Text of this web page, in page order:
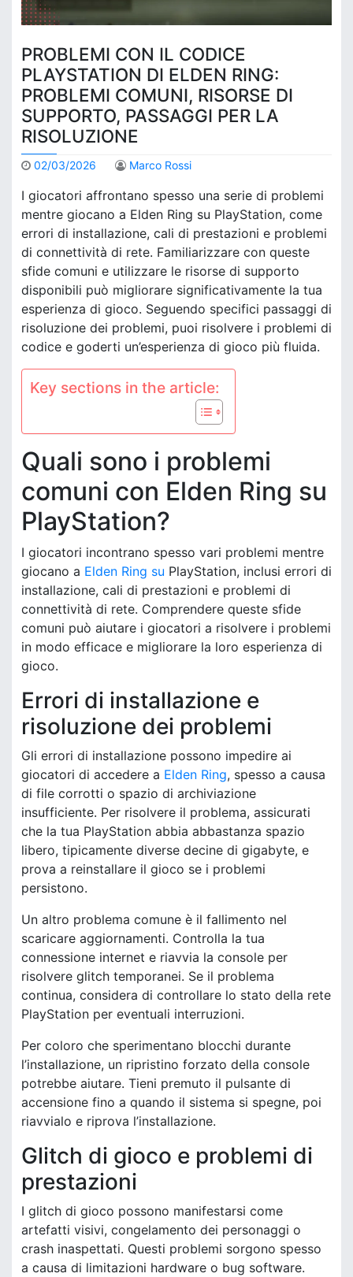
PROBLEMI CON IL CODICE
PLAYSTATION DI ELDEN RING:
PROBLEMI COMUNI, RISORSE DI
SUPPORTO, PASSAGGI PER LA
RISOLUZIONE
02/03/2026 Marco Rossi
I giocatori affrontano spesso una serie di problemi
mentre giocano a Elden Ring su PlayStation, come
errori di installazione, cali di prestazioni e problemi
di connettività di rete. Familiarizzare con queste
sfide comuni e utilizzare le risorse di supporto
disponibili può migliorare significativamente la tua
esperienza di gioco. Seguendo specifici passaggi di
risoluzione dei problemi, puoi risolvere i problemi di
codice e goderti un’esperienza di gioco più fluida.
Key sections in the article:
Quali sono i problemi
comuni con Elden Ring su
PlayStation?
I giocatori incontrano spesso vari problemi mentre
giocano a Elden Ring su PlayStation, inclusi errori di
installazione, cali di prestazioni e problemi di
connettività di rete. Comprendere queste sfide
comuni può aiutare i giocatori a risolvere i problemi
in modo efficace e migliorare la loro esperienza di
gioco.
Errori di installazione e
risoluzione dei problemi
Gli errori di installazione possono impedire ai
giocatori di accedere a Elden Ring, spesso a causa
di file corrotti o spazio di archiviazione
insufficiente. Per risolvere il problema, assicurati
che la tua PlayStation abbia abbastanza spazio
libero, tipicamente diverse decine di gigabyte, e
prova a reinstallare il gioco se i problemi
persistono.
Un altro problema comune è il fallimento nel
scaricare aggiornamenti. Controlla la tua
connessione internet e riavvia la console per
risolvere glitch temporanei. Se il problema
continua, considera di controllare lo stato della rete
PlayStation per eventuali interruzioni.
Per coloro che sperimentano blocchi durante
l’installazione, un ripristino forzato della console
potrebbe aiutare. Tieni premuto il pulsante di
accensione fino a quando il sistema si spegne, poi
riavvialo e riprova l’installazione.
Glitch di gioco e problemi di
prestazioni
I glitch di gioco possono manifestarsi come
artefatti visivi, congelamento dei personaggi o
crash inaspettati. Questi problemi sorgono spesso
a causa di limitazioni hardware o bug software.